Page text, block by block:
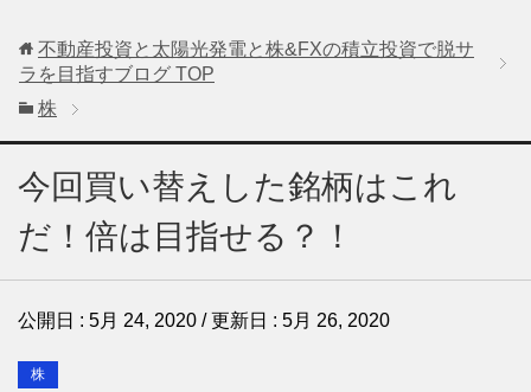
不動産投資と太陽光発電と株&FXの積立投資で脱サ
ラを目指すブログ TOP
株
今回買い替えした銘柄はこれ
だ！倍は目指せる？！
公開日 : 5月 24, 2020 / 更新日 : 5月 26, 2020
株